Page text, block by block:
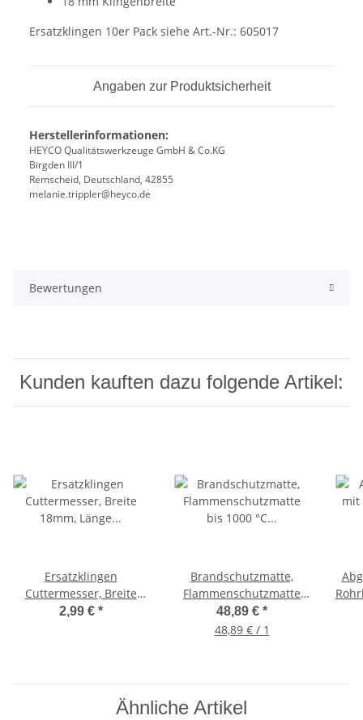
Ersatzklingen 10er Pack siehe Art.-Nr.: 605017
Angaben zur Produktsicherheit
Herstellerinformationen:
HEYCO Qualitätswerkzeuge GmbH & Co.KG
Birgden III/1
Remscheid, Deutschland, 42855
melanie.trippler@heyco.de
Bewertungen
Kunden kauften dazu folgende Artikel:
Ersatzklingen
Cuttermesser, Breite
18mm, Länge 110mm,
2,99 € *
Brandschutzmatte,
Flammenschutzmatte
bis 1000 °C Maße: 330 x
500 x 4mm Asbestfrei
48,89 € *
48,89 € / 1
Ähnliche Artikel